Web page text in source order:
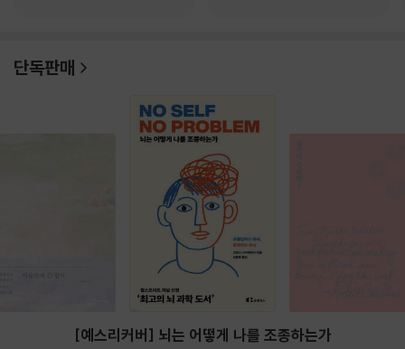
단독판매
[예스리커버] 뇌는 어떻게 나를 조종하는가